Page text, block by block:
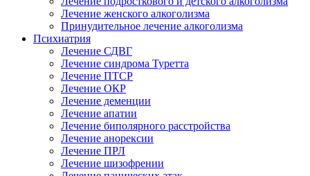
Лечение женского алкоголизма
Принудительное лечение алкоголизма
Психиатрия
Лечение СДВГ
Лечение синдрома Туретта
Лечение ПТСР
Лечение ОКР
Лечение деменции
Лечение апатии
Лечение биполярного расстройства
Лечение анорексии
Лечение ПРЛ
Лечение шизофрении